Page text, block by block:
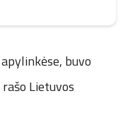
buvo
rašo Lietuvos